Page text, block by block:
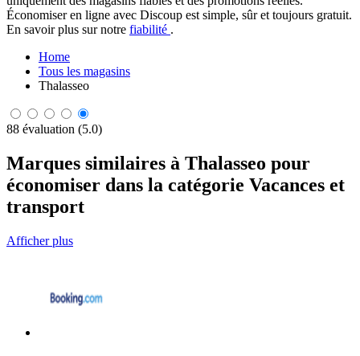
Économiser en ligne avec Discoup est simple, sûr et toujours gratuit.
En savoir plus sur notre fiabilité .
Home
Tous les magasins
Thalasseo
88 évaluation (5.0)
Marques similaires à Thalasseo pour
économiser dans la catégorie Vacances et
transport
Afficher plus